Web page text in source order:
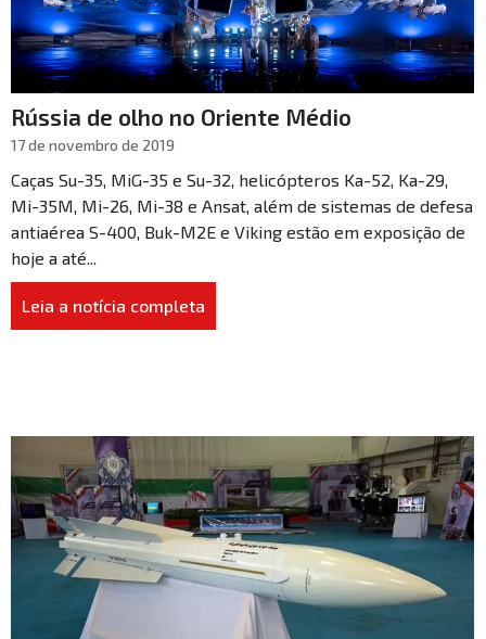
Rússia de olho no Oriente Médio
17 de novembro de 2019
Caças Su-35, MiG-35 e Su-32, helicópteros Ka-52, Ka-29,
Mi-35M, Mi-26, Mi-38 e Ansat, além de sistemas de defesa
antiaérea S-400, Buk-M2E e Viking estão em exposição de
hoje a até...
Leia a notícia completa